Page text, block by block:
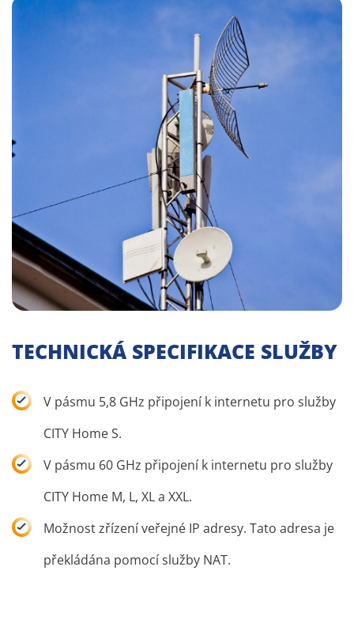
TECHNICKÁ SPECIFIKACE SLUŽBY
V pásmu 5,8 GHz připojení k internetu pro služby
CITY Home S.
V pásmu 60 GHz připojení k internetu pro služby
CITY Home M, L, XL a XXL.
Možnost zřízení veřejné IP adresy. Tato adresa je
překládána pomocí služby NAT.